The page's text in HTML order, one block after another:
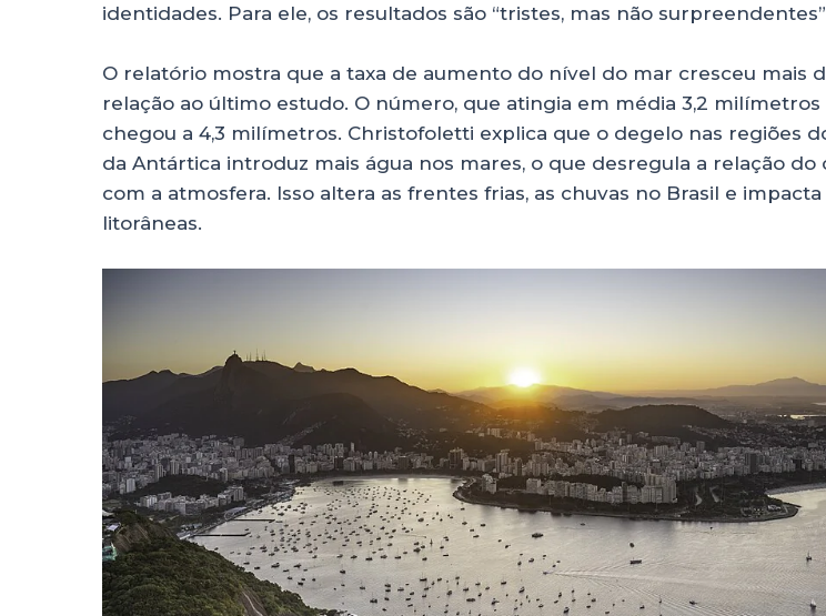
identidades. Para ele, os resultados são “tristes, mas não
O relatório mostra que a taxa de aumento do nível do mar cresceu mais
relação ao último estudo. O número, que atingia em média 3,2 milímetros
chegou a 4,3 milímetros. Christofoletti explica que o degelo nas regiões
da Antártica introduz mais água nos mares, o que desregula a relação do
com a atmosfera. Isso altera as frentes frias, as chuvas no Brasil e impacta
litorâneas.